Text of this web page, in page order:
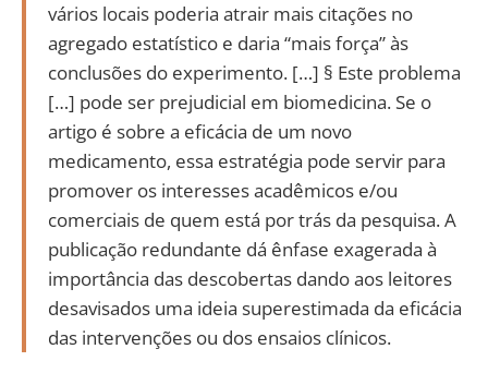
vários locais poderia atrair mais citações no
agregado estatístico e daria “mais força” às
conclusões do experimento. […] § Este problema
[…] pode ser prejudicial em biomedicina. Se o
artigo é sobre a eficácia de um novo
medicamento, essa estratégia pode servir para
promover os interesses acadêmicos e/ou
comerciais de quem está por trás da pesquisa. A
publicação redundante dá ênfase exagerada à
importância das descobertas dando aos leitores
desavisados uma ideia superestimada da eficácia
das intervenções ou dos ensaios clínicos.